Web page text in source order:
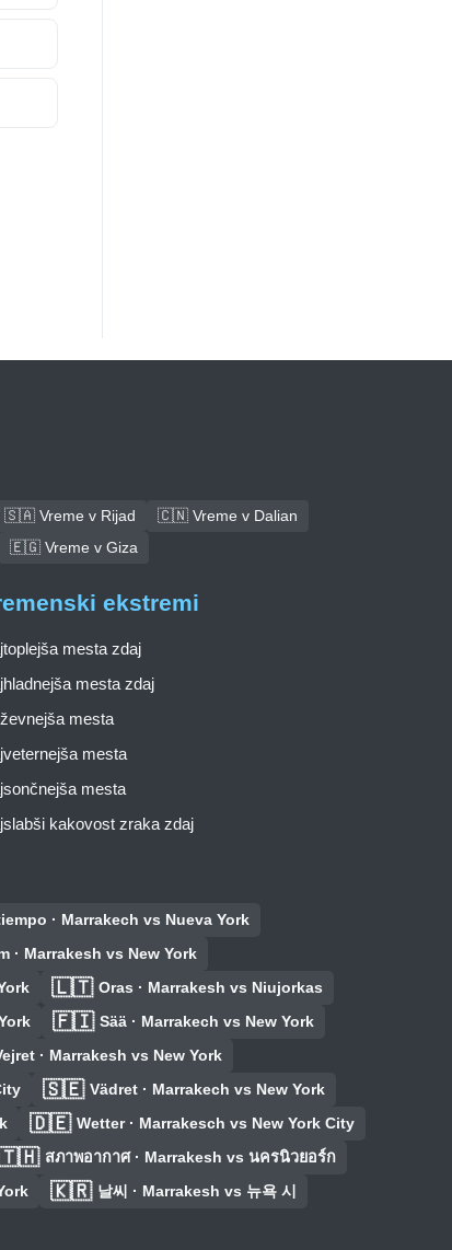
🇸🇦 Vreme v Rijad
🇨🇳 Vreme v Dalian
🇪🇬 Vreme v Giza
ekstremi
mesta zdaj
mesta zdaj
mesta
mesta
mesta
kakovost zraka zdaj
· Marrakech vs Nueva York
· Marrakesh vs New York
🇱🇹 Oras · Marrakesh vs Niujorkas
🇫🇮 Sää · Marrakech vs New York
· Marrakesh vs New York
🇸🇪 Vädret · Marrakech vs New York
🇩🇪 Wetter · Marrakesch vs New York City
สภาพอากาศ · Marrakesh vs นครนิวยอร์ก
🇰🇷 날씨 · Marrakesh vs 뉴욕 시